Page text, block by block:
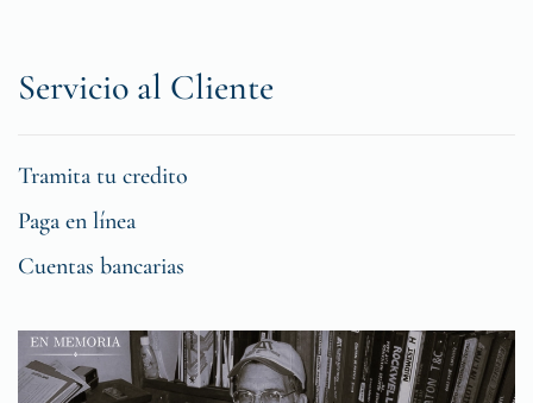
Servicio al Cliente
Tramita tu credito
Paga en línea
Cuentas bancarias